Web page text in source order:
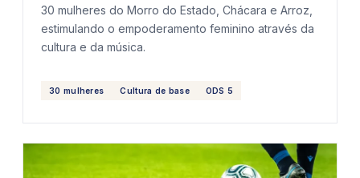
30 mulheres do Morro do Estado, Chácara e Arroz,
estimulando o empoderamento feminino através da
cultura e da música.
30 mulheres Cultura de base ODS 5